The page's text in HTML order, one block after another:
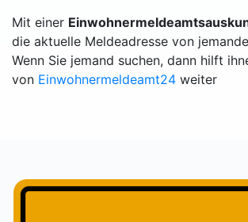
Mit einer
die aktuelle Meldeadresse von
Wenn Sie jemand suchen, dann hilft
von Einwohnermeldeamt24 weiter